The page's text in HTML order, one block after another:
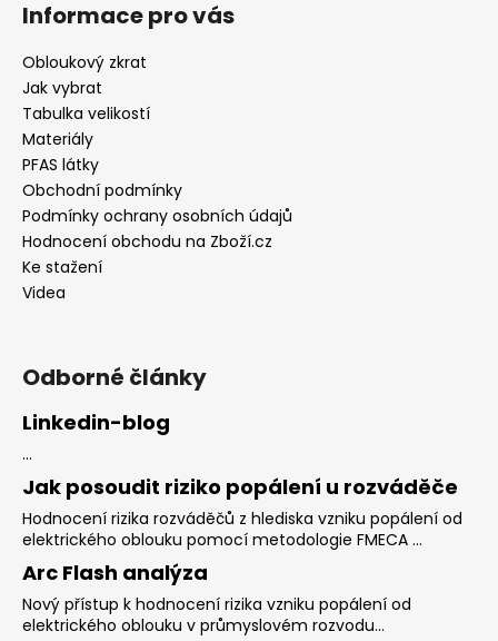
Informace pro vás
Obloukový zkrat
Jak vybrat
Tabulka velikostí
Materiály
PFAS látky
Obchodní podmínky
Podmínky ochrany osobních údajů
Hodnocení obchodu na Zboží.cz
Ke stažení
Videa
Odborné články
Linkedin-blog
...
Jak posoudit riziko popálení u rozváděče
Hodnocení rizika rozváděčů z hlediska vzniku popálení od
elektrického oblouku pomocí metodologie FMECA ...
Arc Flash analýza
Nový přístup k hodnocení rizika vzniku popálení od
elektrického oblouku v průmyslovém rozvodu...